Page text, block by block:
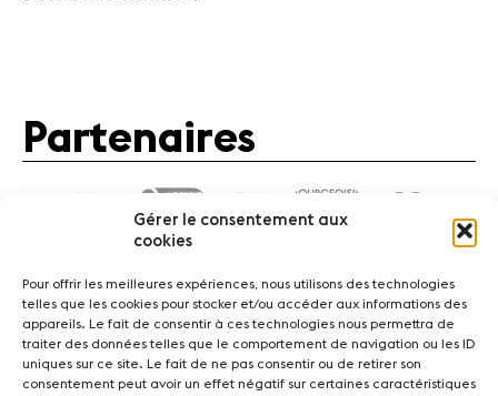
Gérer le consentement aux
cookies
Pour offrir les meilleures expériences, nous utilisons des technologies
telles que les cookies pour stocker et/ou accéder aux informations des
appareils. Le fait de consentir à ces technologies nous permettra de
traiter des données telles que le comportement de navigation ou les ID
uniques sur ce site. Le fait de ne pas consentir ou de retirer son
consentement peut avoir un effet négatif sur certaines caractéristiques
Partenaires
ActualitésConcerts Bénévoles Médiation